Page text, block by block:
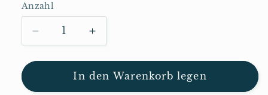
Anzahl
Anzahl
Verringere
die
Menge
ARS
Erhöhe
die
Menge
für
In den Warenkorb legen